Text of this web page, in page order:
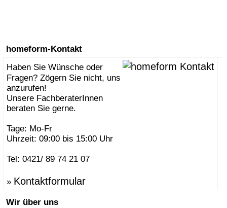
homeform-Kontakt
Haben Sie Wünsche oder
Fragen? Zögern Sie nicht, uns
anzurufen!
Unsere FachberaterInnen
beraten Sie gerne.
Tage: Mo-Fr
Uhrzeit: 09:00 bis 15:00 Uhr
Tel: 0421/ 89 74 21 07
» Kontaktformular
Wir über uns